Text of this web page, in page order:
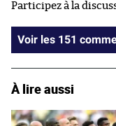
Participez à la
Voir les 151
À lire aussi